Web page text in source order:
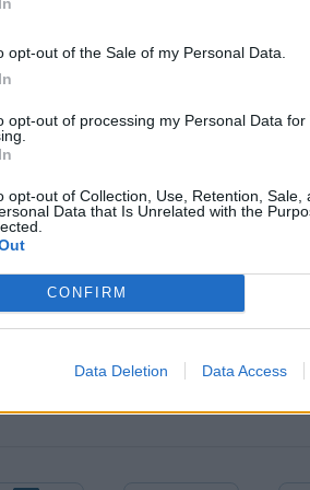
opt-out of the Sale of my Personal Data.
opt-out of processing my Personal Data for
opt-out of Collection, Use, Retention, Sale,
Data that Is Unrelated with the
CONFIRM
Data Deletion Data Access
υποβληθεί ακόμα ένα άτομο στο